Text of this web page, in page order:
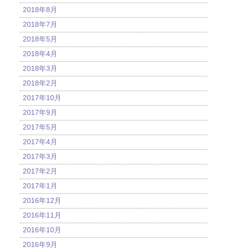
2018年8月
2018年7月
2018年5月
2018年4月
2018年3月
2018年2月
2017年10月
2017年9月
2017年5月
2017年4月
2017年3月
2017年2月
2017年1月
2016年12月
2016年11月
2016年10月
2016年9月